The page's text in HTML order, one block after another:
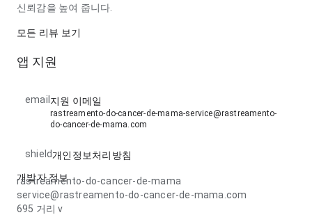
신뢰감을 높여 줍니다.
모든 리뷰 보기
앱 지원
email 지원 이메일
rastreamento-do-cancer-de-mama-service@rastreamento-
do-cancer-de-mama.com
shield개인정보처리방침
개발자 정보
rastreamento-do-cancer-de-mama
service@rastreamento-do-cancer-de-mama.com
695 거리 v